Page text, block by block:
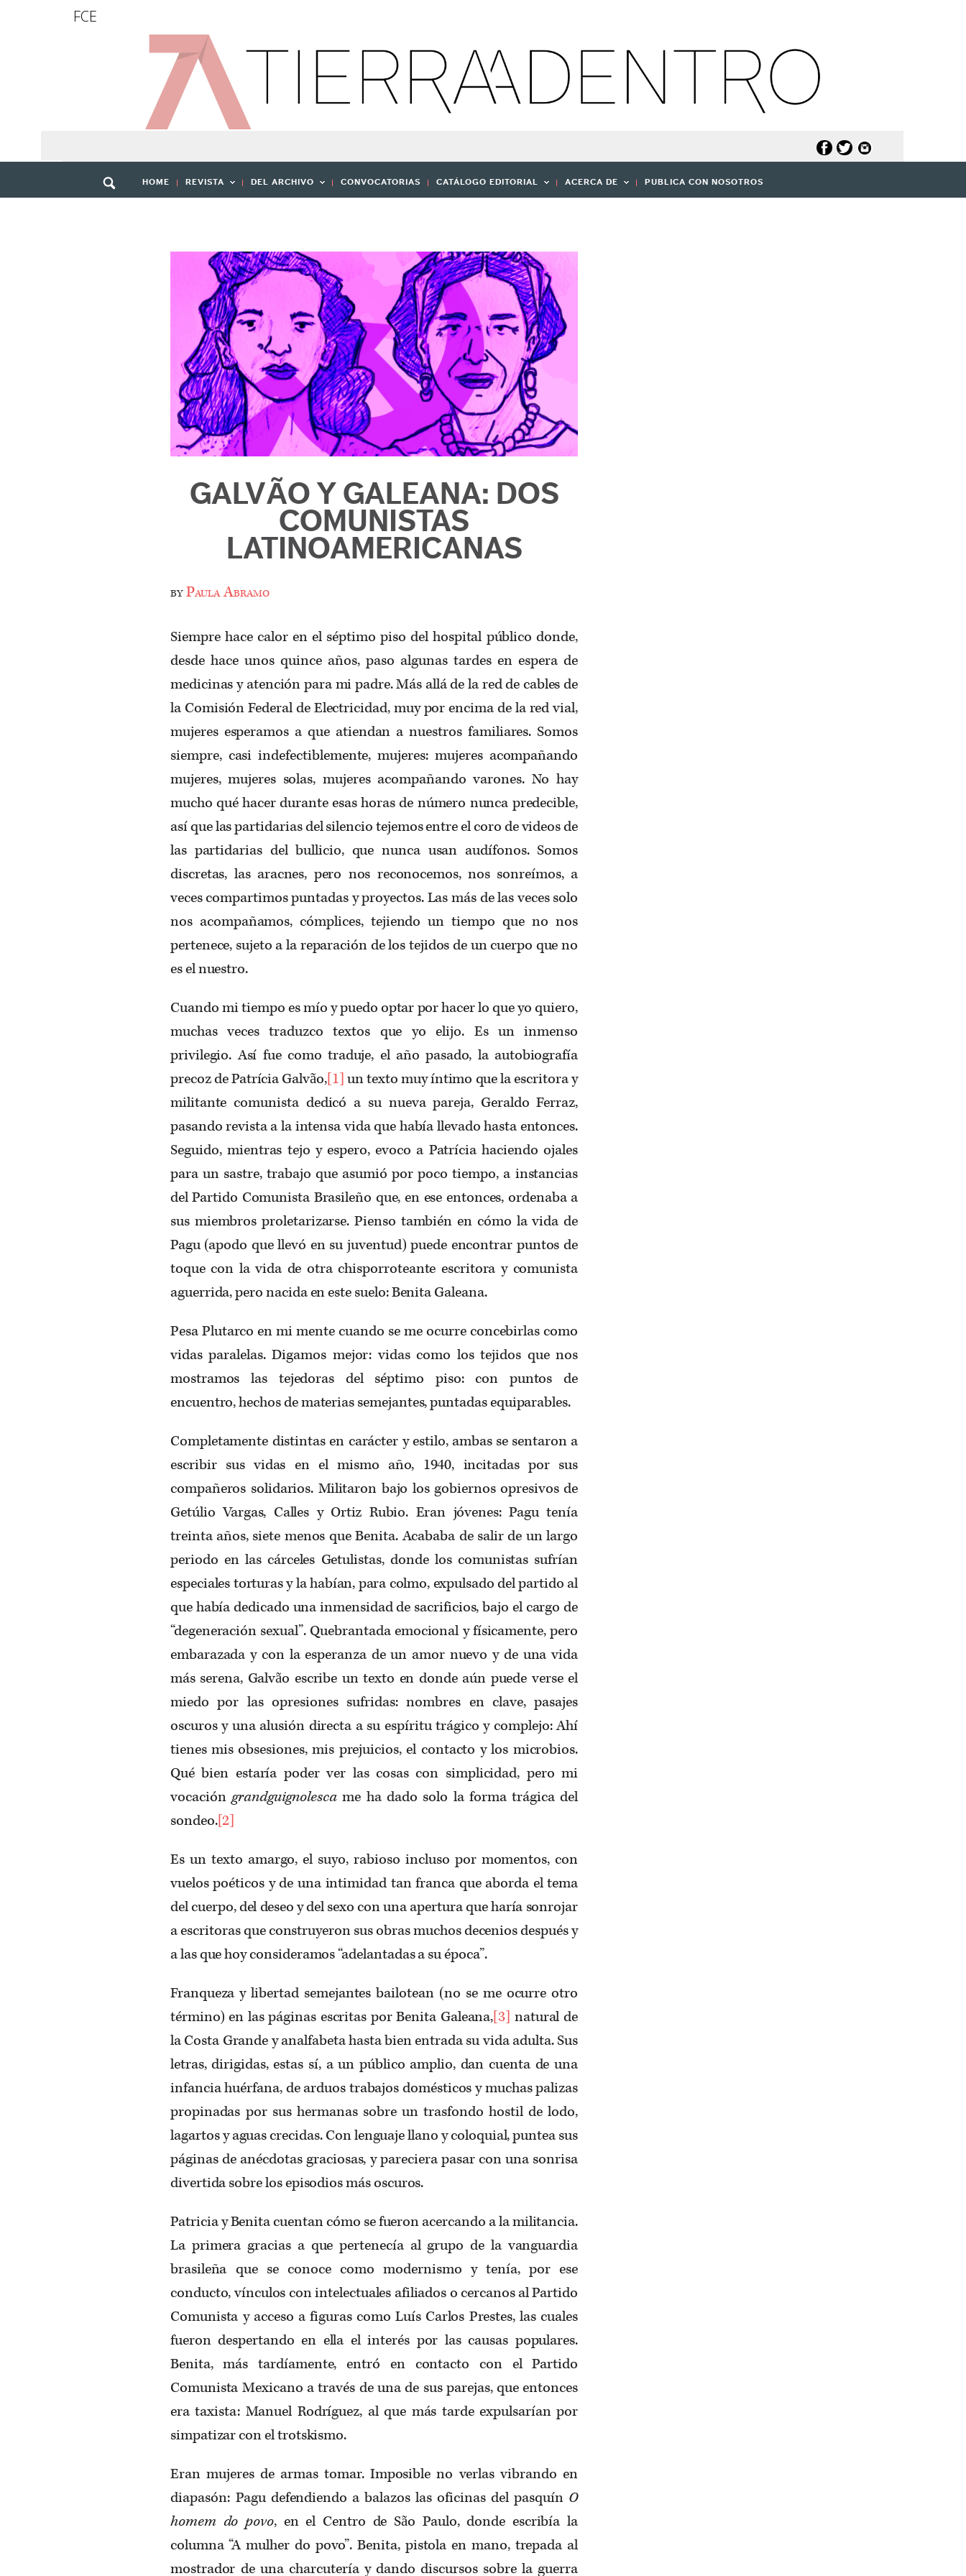
FCE
HOME REVISTA DEL ARCHIVO CONVOCATORIAS CATÁLOGO EDITORIAL ACERCA DE PUBLICA CON NOSOTROS
GALVÃO Y GALEANA: DOS
COMUNISTAS
LATINOAMERICANAS
byPaula Abramo
Siempre hace calor en el séptimo piso del hospital público donde,
desde hace unos quince años, paso algunas tardes en espera de
medicinas y atención para mi padre. Más allá de la red de cables de
la Comisión Federal de Electricidad, muy por encima de la red vial,
mujeres esperamos a que atiendan a nuestros familiares. Somos
siempre, casi indefectiblemente, mujeres: mujeres acompañando
mujeres, mujeres solas, mujeres acompañando varones. No hay
mucho qué hacer durante esas horas de número nunca predecible,
así que las partidarias del silencio tejemos entre el coro de videos de
las partidarias del bullicio, que nunca usan audífonos. Somos
discretas, las aracnes, pero nos reconocemos, nos sonreímos, a
veces compartimos puntadas y proyectos. Las más de las veces solo
nos acompañamos, cómplices, tejiendo un tiempo que no nos
pertenece, sujeto a la reparación de los tejidos de un cuerpo que no
es el nuestro.
Cuando mi tiempo es mío y puedo optar por hacer lo que yo quiero,
muchas veces traduzco textos que yo elijo. Es un inmenso
privilegio. Así fue como traduje, el año pasado, la autobiografía
precoz de Patrícia Galvão,[1]un texto muy íntimo que la escritora y
militante comunista dedicó a su nueva pareja, Geraldo Ferraz,
pasando revista a la intensa vida que había llevado hasta entonces.
Seguido, mientras tejo y espero, evoco a Patrícia haciendo ojales
para un sastre, trabajo que asumió por poco tiempo, a instancias
del Partido Comunista Brasileño que, en ese entonces, ordenaba a
sus miembros proletarizarse. Pienso también en cómo la vida de
Pagu (apodo que llevó en su juventud) puede encontrar puntos de
toque con la vida de otra chisporroteante escritora y comunista
aguerrida, pero nacida en este suelo: Benita Galeana.
Pesa Plutarco en mi mente cuando se me ocurre concebirlas como
vidas paralelas. Digamos mejor: vidas como los tejidos que nos
mostramos las tejedoras del séptimo piso: con puntos de
encuentro, hechos de materias semejantes, puntadas equiparables.
Completamente distintas en carácter y estilo, ambas se sentaron a
escribir sus vidas en el mismo año, 1940, incitadas por sus
compañeros solidarios. Militaron bajo los gobiernos opresivos de
Getúlio Vargas, Calles y Ortiz Rubio. Eran jóvenes: Pagu tenía
treinta años, siete menos que Benita. Acababa de salir de un largo
periodo en las cárceles Getulistas, donde los comunistas sufrían
especiales torturas y la habían, para colmo, expulsado del partido al
que había dedicado una inmensidad de sacrificios, bajo el cargo de
“degeneración sexual”. Quebrantada emocional y físicamente, pero
embarazada y con la esperanza de un amor nuevo y de una vida
más serena, Galvão escribe un texto en donde aún puede verse el
miedo por las opresiones sufridas: nombres en clave, pasajes
oscuros y una alusión directa a su espíritu trágico y complejo: Ahí
tienes mis obsesiones, mis prejuicios, el contacto y los microbios.
Qué bien estaría poder ver las cosas con simplicidad, pero mi
vocacióngrandguignolescame ha dado solo la forma trágica del
sondeo.[2]
Es un texto amargo, el suyo, rabioso incluso por momentos, con
vuelos poéticos y de una intimidad tan franca que aborda el tema
del cuerpo, del deseo y del sexo con una apertura que haría sonrojar
a escritoras que construyeron sus obras muchos decenios después y
a las que hoy consideramos “adelantadas a su época”.
Franqueza y libertad semejantes bailotean (no se me ocurre otro
término) en las páginas escritas por Benita Galeana,[3] natural de
la Costa Grande y analfabeta hasta bien entrada su vida adulta. Sus
letras, dirigidas, estas sí, a un público amplio, dan cuenta de una
infancia huérfana, de arduos trabajos domésticos y muchas palizas
propinadas por sus hermanas sobre un trasfondo hostil de lodo,
lagartos y aguas crecidas. Con lenguaje llano y coloquial, puntea sus
páginas de anécdotas graciosas, y pareciera pasar con una sonrisa
divertida sobre los episodios más oscuros.
Patricia y Benita cuentan cómo se fueron acercando a la militancia.
La primera gracias a que pertenecía al grupo de la vanguardia
brasileña que se conoce como modernismo y tenía, por ese
conducto, vínculos con intelectuales afiliados o cercanos al Partido
Comunista y acceso a figuras como Luís Carlos Prestes, las cuales
fueron despertando en ella el interés por las causas populares.
Benita, más tardíamente, entró en contacto con el Partido
Comunista Mexicano a través de una de sus parejas, que entonces
era taxista: Manuel Rodríguez, al que más tarde expulsarían por
simpatizar con el trotskismo.
Eran mujeres de armas tomar. Imposible no verlas vibrando en
diapasón: Pagu defendiendo a balazos las oficinas del pasquín O
homem do povo, en el Centro de São Paulo, donde escribía la
columna “A mulher do povo”. Benita, pistola en mano, trepada al
mostrador de una charcutería y dando discursos sobre la guerra